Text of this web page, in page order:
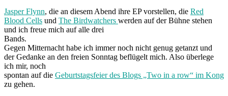
Jasper Flynn, die an diesem Abend ihre EP vorstellen, die Red
Blood Cells und The Birdwatchers werden auf der Bühne stehen
und ich freue mich auf alle drei
Bands.
Gegen Mitternacht habe ich immer noch nicht genug getanzt und
der Gedanke an den freien Sonntag beflügelt mich. Also überlege
ich mir, noch
spontan auf die Geburtstagsfeier des Blogs „Two in a row“ im Kong
zu gehen.